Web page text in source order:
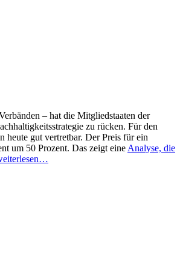
– hat die Mitgliedstaaten der
zu rücken. Für den
heute gut vertretbar. Der Preis für ein
um 50 Prozent. Das zeigt eine Analyse, die